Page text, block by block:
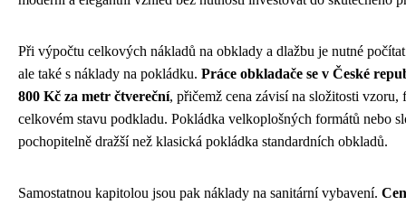
Při výpočtu celkových nákladů na obklady a dlažbu je nutné
ale také s náklady na pokládku. Práce obkladače se v České
800 Kč za metr čtvereční, přičemž cena závisí na složitosti
celkovém stavu podkladu. Pokládka velkoplošných formátů nebo
pochopitelně dražší než klasická pokládka standardních obkladů.
Samostatnou kapitolou jsou pak náklady na sanitární vybavení.